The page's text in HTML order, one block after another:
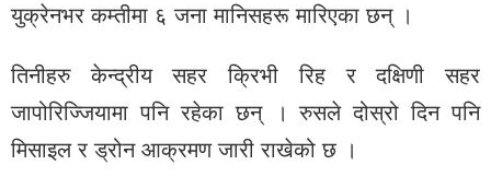
युक्रेनभर कम्तीमा ६ जना मानिसहरू मारिएका छन् ।
तिनीहरु केन्द्रीय सहर क्रिभी रिह र दक्षिणी सहर
जापोरिज्जियामा पनि रहेका छन् । रुसले दोस्रो दिन पनि
मिसाइल र ड्रोन आक्रमण जारी राखेको छ ।